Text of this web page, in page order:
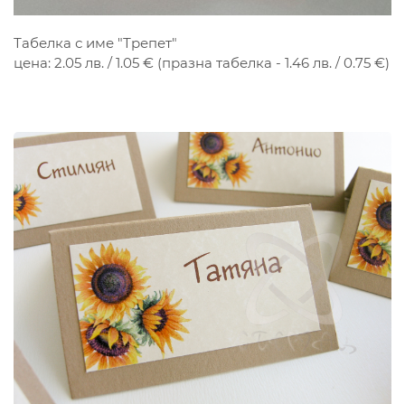
Табелка с име "Трепет"
цена: 2.05 лв. / 1.05 € (празна табелка - 1.46 лв. / 0.75 €)